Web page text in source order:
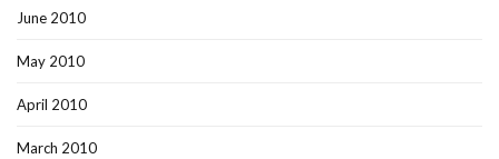
June 2010
May 2010
April 2010
March 2010